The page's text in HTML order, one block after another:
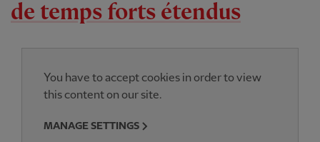
de temps forts étendus
You have to accept cookies in order to view
this content on our site.
MANAGE SETTINGS